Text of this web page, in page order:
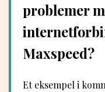
problemer
Maxspeed?
Et eksempel i